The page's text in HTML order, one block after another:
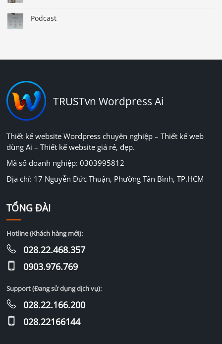
Podcast
TRUSTvn Wordpress Ai
Thiết kế website Wordpress chuyên nghiệp – Thiết kế web
dùng Ai – Thiết kế website giá rẻ, đẹp.
Mã số doanh nghiệp: 0303995812
Địa chỉ: 17 Nguyễn Đức Thuận, Phường Tân Bình, TP.HCM
TỔNG ĐÀI
Hotline (Khách hàng mới):
028.22.468.357
0903.976.769
Support (Đang sử dụng dịch vụ):
028.22.166.200
028.22166144